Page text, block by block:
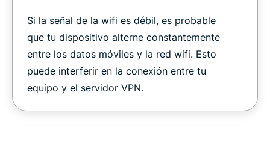
Si la señal de la wifi es débil, es probable
que tu dispositivo alterne constantemente
entre los datos móviles y la red wifi. Esto
puede interferir en la conexión entre tu
equipo y el servidor VPN.